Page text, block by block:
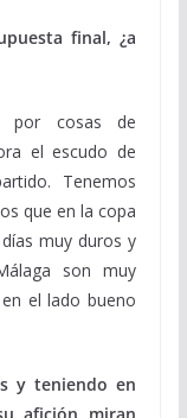
final, ¿a
por cosas de
el escudo de
Tenemos
que en la copa
muy duros y
son muy
el lado bueno
y teniendo en
afición miran